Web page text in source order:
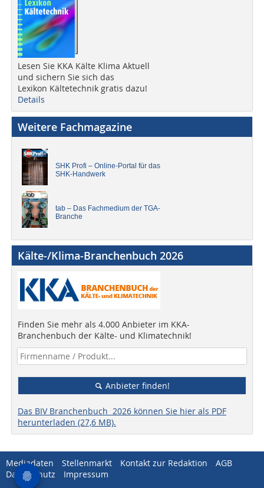
Lesen Sie KKA Kälte Klima Aktuell
und sichern Sie sich das
Lexikon Kältetechnik gratis dazu!
Details
Weitere Fachmagazine
SHK Profi – Online-Portal für das
SHK-Handwerk
tab – Das Fachmedium der TGA-
Branche
Kälte-/Klima-Branchenbuch 2026
Finden Sie mehr als 4.000 Anbieter im KKA-
Branchenbuch der Kälte- und Klimatechnik!
Anbieter finden!
Das BIV Branchenbuch 2026 können Sie hier als PDF
herunterladen (27,6 MB).
Mediadaten Stellenmarkt Kontakt zur Redaktion
AGB
Datenschutz
Impressum